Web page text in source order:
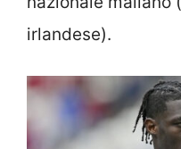
irlandese).